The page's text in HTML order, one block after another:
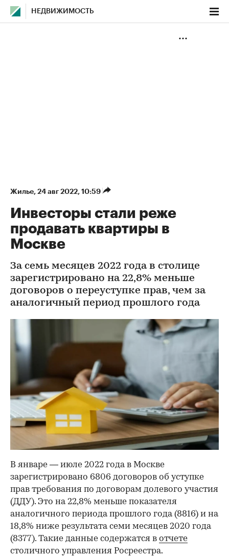
НЕДВИЖИМОСТЬ
Жилье⁠, 24 авг 2022, 10:59
Инвесторы стали реже
продавать квартиры в
Москве
За семь месяцев 2022 года в столице
зарегистрировано на 22,8% меньше
договоров о переуступке прав, чем за
аналогичный период прошлого года
В январе — июле 2022 года в Москве
зарегистрировано 6806 договоров об уступке
прав требования по договорам долевого участия
(ДДУ). Это на 22,8% меньше показателя
аналогичного периода прошлого года (8816) и на
18,8% ниже результата семи месяцев 2020 года
(8377). Такие данные содержатся в отчете
столичного управления Росреестра.